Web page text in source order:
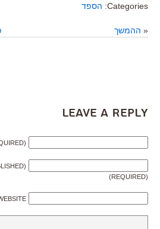
Categories: הספד
« ההמשך
Leave a Reply
(REQUIRED)